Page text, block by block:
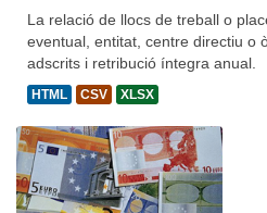
La relació de llocs de treball o
eventual, entitat, centre directiu o
adscrits i retribució íntegra anual.
HTML CSV XLSX